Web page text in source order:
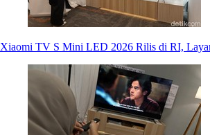
Xiaomi TV S Mini LED 2026 Rilis di RI,